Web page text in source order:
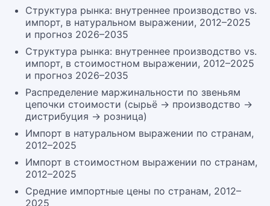
Структура рынка: внутреннее производство vs.
импорт, в натуральном выражении, 2012–2025
и прогноз 2026–2035
Структура рынка: внутреннее производство vs.
импорт, в стоимостном выражении, 2012–2025
и прогноз 2026–2035
Распределение маржинальности по звеньям
цепочки стоимости (сырьё → производство →
дистрибуция → розница)
Импорт в натуральном выражении по странам,
2012–2025
Импорт в стоимостном выражении по странам,
2012–2025
Средние импортные цены по странам, 2012–
2025